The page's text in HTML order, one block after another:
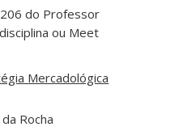
206 do Professor
ou Meet
Mercadológica
Rocha